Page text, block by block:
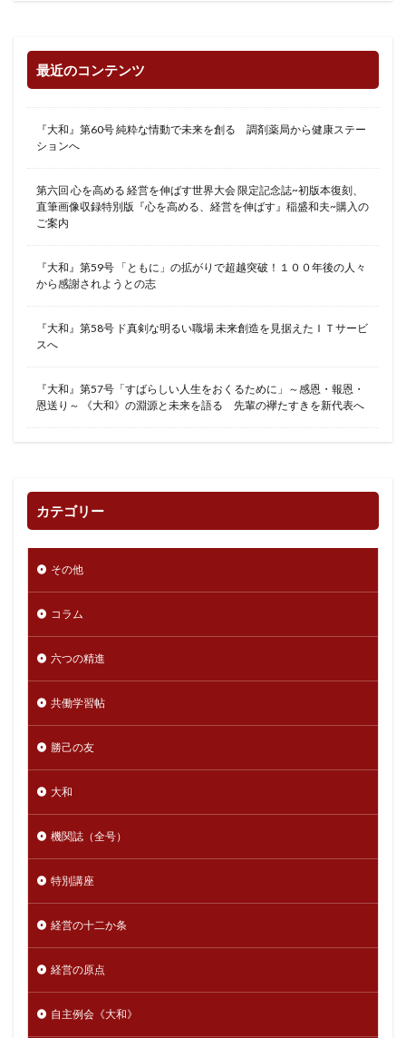
最近のコンテンツ
『大和』第60号 純粋な情動で未来を創る 調剤薬局から健康ステー
ションへ
第六回 心を高める 経営を伸ばす世界大会 限定記念誌~初版本復刻、
直筆画像収録特別版『心を高める、経営を伸ばす』稲盛和夫~購入の
ご案内
『大和』第59号 「ともに」の拡がりで超越突破！１００年後の人々
から感謝されようとの志
『大和』第58号 ド真剣な明るい職場 未来創造を見据えたＩＴサービ
スへ
『大和』第57号「すばらしい人生をおくるために」～感恩・報恩・
恩送り～ 《大和》の淵源と未来を語る 先輩の襷たすきを新代表へ
カテゴリー
その他
コラム
六つの精進
共働学習帖
勝己の友
大和
機関誌（全号）
特別講座
経営の十二か条
経営の原点
自主例会《大和》